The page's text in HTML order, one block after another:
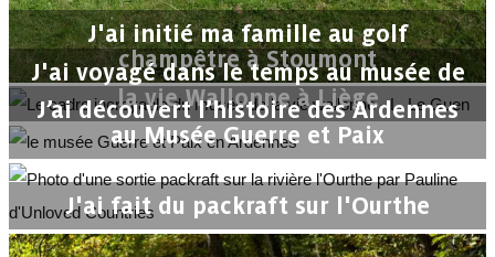
J'ai initié ma famille au golf
champêtre à Stoumont
J'ai voyagé dans le temps au musée de
la vie Wallonne à Liège
J’ai découvert l’histoire des Ardennes
au Musée Guerre et Paix
J'ai fait du packraft sur l'Ourthe